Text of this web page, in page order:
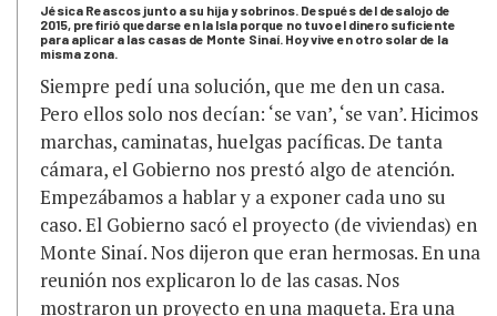
Jésica Reascos junto a su hija y sobrinos. Después del desalojo de
2015, prefirió quedarse en la Isla porque no tuvo el dinero suficiente
para aplicar a las casas de Monte Sinaí. Hoy vive en otro solar de la
misma zona.
Siempre pedí una solución, que me den un casa.
Pero ellos solo nos decían: ‘se van’, ‘se van’. Hicimos
marchas, caminatas, huelgas pacíficas. De tanta
cámara, el Gobierno nos prestó algo de atención.
Empezábamos a hablar y a exponer cada uno su
caso. El Gobierno sacó el proyecto (de viviendas) en
Monte Sinaí. Nos dijeron que eran hermosas. En una
reunión nos explicaron lo de las casas. Nos
mostraron un proyecto en una maqueta. Era una